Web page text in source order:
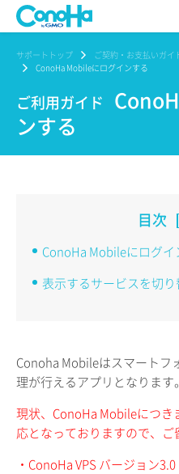
サポートトップ ご契約・お支払いガイ
ConoHa Mobileにログインする
ご利用ガイド
ンする
目次
ConoHa Mobileにログイ
表示するサービスを切り
Conoha Mobileはスマートフ
理が行えるアプリとなります。
現状、ConoHa Mobileにつ
応となっておりますので、ご
・ConoHa VPS バージョン